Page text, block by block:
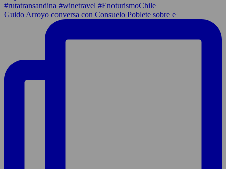
Guido Arroyo conversa con Consuelo Poblete sobre e